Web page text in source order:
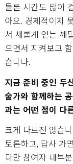
물론 시간도 많이
아요. 경제적이지
서 새롭게 얻는 깨
으면서 지켜보고
습니다.
지금 준비 중인 두
술가와 함께하는
과는 어떤 점이 다
크게 다르진 않습
토론하고, 답사 가
다만 참여자 대부